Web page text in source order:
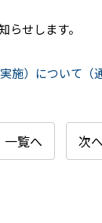
せします。
施）について（
一覧へ 次へ